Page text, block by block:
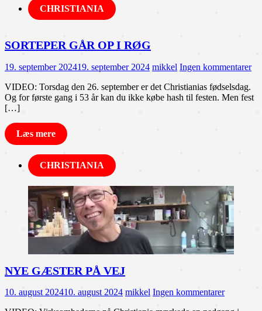
CHRISTIANIA
SORTEPER GÅR OP I RØG
19. september 202419. september 2024 mikkel Ingen kommentarer
VIDEO: Torsdag den 26. september er det Christianias fødselsdag.
Og for første gang i 53 år kan du ikke købe hash til festen. Men fest
[…]
Læs mere
CHRISTIANIA
NYE GÆSTER PÅ VEJ
10. august 202410. august 2024 mikkel Ingen kommentarer